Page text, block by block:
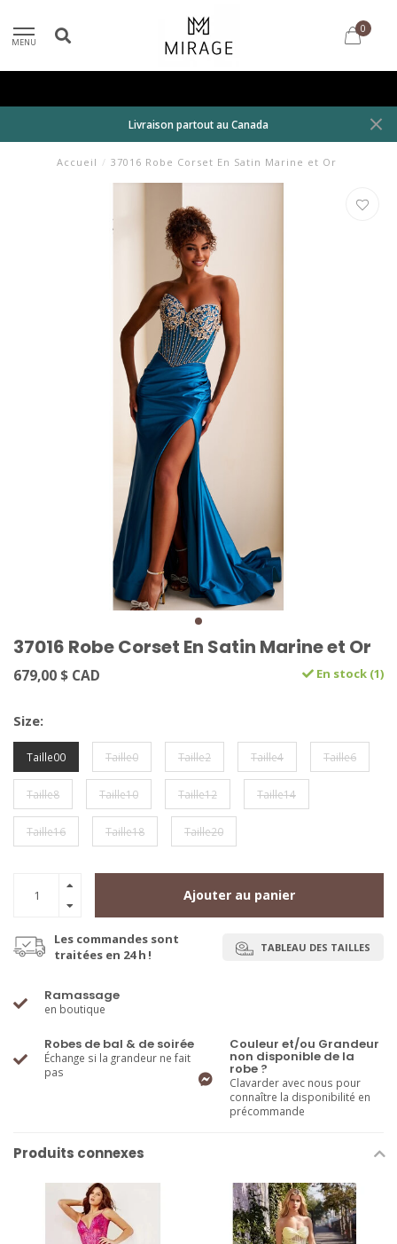
MENU
0
Livraison partout au Canada
Accueil / 37016 Robe Corset En Satin Marine et Or
37016 Robe Corset En Satin Marine et Or
679,00 $ CAD En stock (1)
Size:
Taille00 Taille0 Taille2 Taille4 Taille6
Taille8 Taille10 Taille12 Taille14
Taille16 Taille18 Taille20
Ajouter au panier
Les commandes sont
traitées en 24 h !
TABLEAU DES TAILLES
Ramassage
en boutique
Robes de bal & de soirée
Échange si la grandeur ne fait
pas
Couleur et/ou Grandeur
non disponible de la
robe ?
Clavarder avec nous pour
connaître la disponibilité en
précommande
Produits connexes